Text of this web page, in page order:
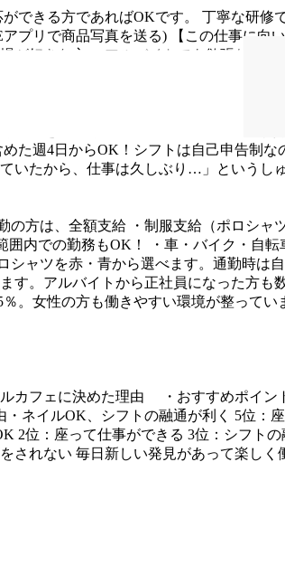
できる方であればOKです。 丁寧な研修
アプリで商品写真を送る) 【この仕事に向
が好きな方
・アルバイトでも欲張りに働
た週4日からOK！シフトは自己申告制な
ていたから、仕事は久しぶり…」というし
方は、全額支給 ・制服支給（ポロシャ
囲内での勤務もOK！ ・車・バイク・自
シャツを赤・青から選べます。通勤時は
す。アルバイトから正社員になった方
。女性の方も働きやすい環境が整ってい
カフェに決めた理由 ・おすすめポイン
・ネイルOK、シフトの融通が利く 5位：
2位：座って仕事ができる 3位：シフトの
されない 毎日新しい発見があって楽しく